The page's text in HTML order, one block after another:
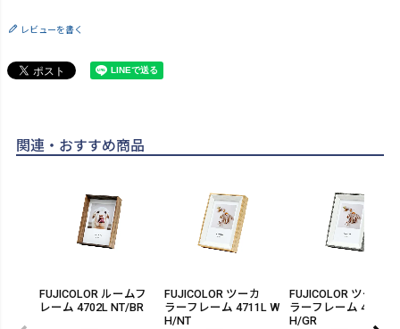
レビューを書く
関連・おすすめ商品
FUJICOLOR ルームフ
レーム 4702L NT/BR
FUJICOLOR ツーカ
ラーフレーム 4711L W
H/NT
FUJICOLOR ツーカ
ラーフレーム 4712L
H/GR